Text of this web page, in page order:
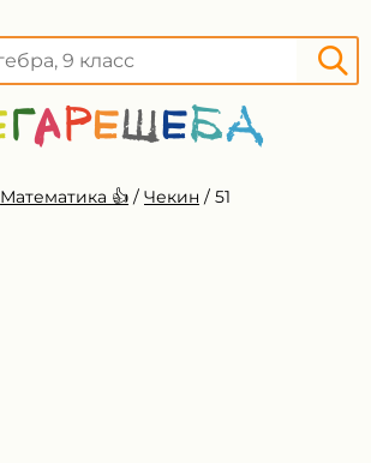
Математика 👍 / Чекин / 51